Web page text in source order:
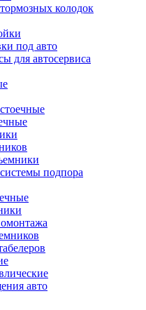
колодок
под авто
для автосервиса
подпора
авто